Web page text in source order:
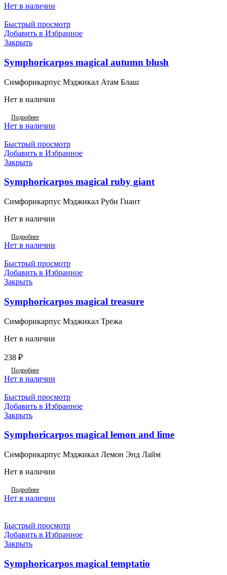
Нет в наличии
Быстрый просмотр
Добавить в Избранное
Закрыть
Symphoricarpos magical autumn blush
Симфорикарпус Мэджикал Атам Блаш
Нет в наличии
Подробнее
Нет в наличии
Быстрый просмотр
Добавить в Избранное
Закрыть
Symphoricarpos magical ruby giant
Симфорикарпус Мэджикал Руби Гиант
Нет в наличии
Подробнее
Нет в наличии
Быстрый просмотр
Добавить в Избранное
Закрыть
Symphoricarpos magical treasure
Симфорикарпус Мэджикал Трежа
Нет в наличии
238 ₽
Подробнее
Нет в наличии
Быстрый просмотр
Добавить в Избранное
Закрыть
Symphoricarpos magical lemon and lime
Симфорикарпус Мэджикал Лемон Энд Лайм
Нет в наличии
Подробнее
Нет в наличии
Быстрый просмотр
Добавить в Избранное
Закрыть
Symphoricarpos magical temptatio